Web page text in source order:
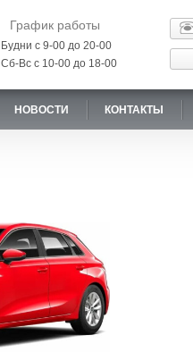
График работы
Будни с 9-00 до 20-00
Сб-Вс с 10-00 до 18-00
НОВОСТИ КОНТАКТЫ